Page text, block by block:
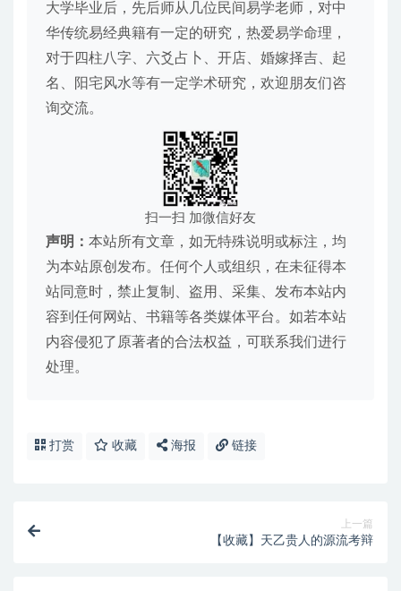
大学毕业后，先后师从几位民间易学老师，对中
华传统易经典籍有一定的研究，热爱易学命理，
对于四柱八字、六爻占卜、开店、婚嫁择吉、起
名、阳宅风水等有一定学术研究，欢迎朋友们咨
询交流。
扫一扫 加微信好友
声明： 本站所有文章，如无特殊说明或标注，均
为本站原创发布。任何个人或组织，在未征得本
站同意时，禁止复制、盗用、采集、发布本站内
容到任何网站、书籍等各类媒体平台。如若本站
内容侵犯了原著者的合法权益，可联系我们进行
处理。
打赏 收藏 海报 链接
上一篇
【收藏】天乙贵人的源流考辩